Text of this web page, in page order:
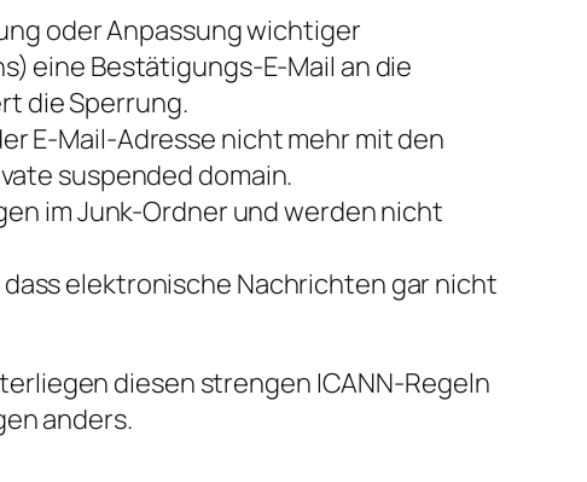
oder Anpassung wichtiger
eine Bestätigungs-E-Mail an die
die Sperrung.
E-Mail-Adresse nicht mehr mit den
suspended domain.
im Junk-Ordner und werden nicht
elektronische Nachrichten gar nicht
diesen strengen ICANN-Regeln
anders.